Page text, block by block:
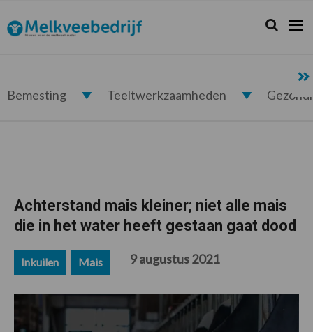
de
hoofdnavigatie
de
hoofd
de
eerste
de
voettekst
Melkveebedrijf.nl Zoeken...
Zoek
Bemesting Teeltwerkzaamheden
Achterstand mais kleiner; niet alle mais
die in het water heeft gestaan gaat dood
Inkuilen Mais 9 augustus 2021